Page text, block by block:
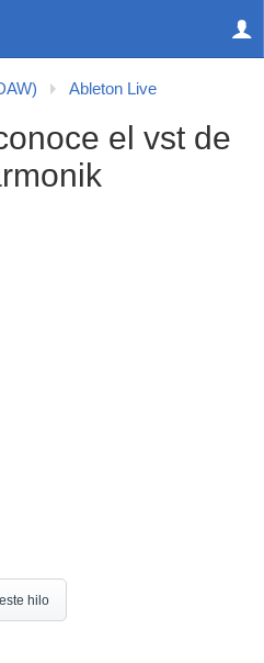
Ableton Live
el vst de
hilo